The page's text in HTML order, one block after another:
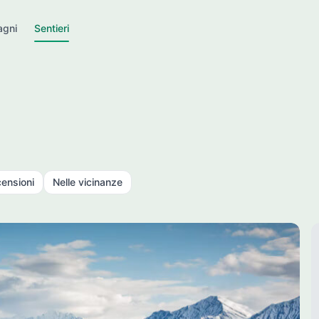
Sentieri
Nelle vicinanze